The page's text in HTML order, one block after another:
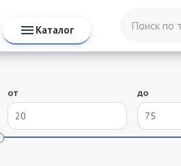
Каталог
от до